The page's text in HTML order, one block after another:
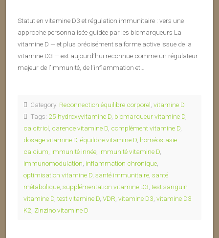
Statut en vitamine D3 et régulation immunitaire : vers une
approche personnalisée guidée par les biomarqueurs La
vitamine D — et plus précisément sa forme active issue de la
vitamine D3 — est aujourd’hui reconnue comme un régulateur
majeur de l’immunité, de l’inflammation et…
Category: Reconnection équilibre corporel vitamine D
Tags: 25 hydroxyvitamine D biomarqueur vitamine D
calcitriol carence vitamine D complément vitamine D
dosage vitamine D équilibre vitamine D homéostasie
calcium immunité innée immunité vitamine D
immunomodulation inflammation chronique
optimisation vitamine D santé immunitaire santé
métabolique supplémentation vitamine D3 ,test sanguin
vitamine D ,test vitamine D VDR vitamine D3 vitamine D3
K2 Zinzino vitamine D